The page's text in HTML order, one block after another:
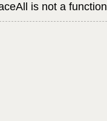
is not a function